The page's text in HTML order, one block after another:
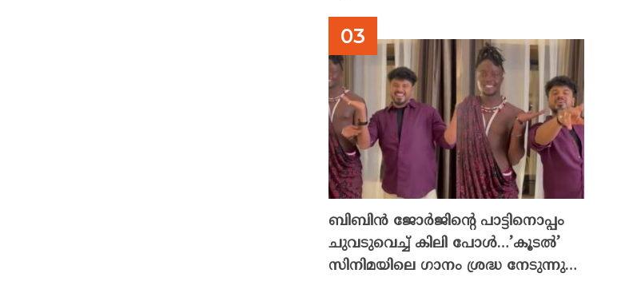
ബിബിൻ ജോർജിന്റെ പാട്ടിനൊപ്പം
ചുവടുവെച്ച് കിലി പോൾ…’കൂടൽ’
സിനിമയിലെ ഗാനം ശ്രദ്ധ നേടുന്നു…